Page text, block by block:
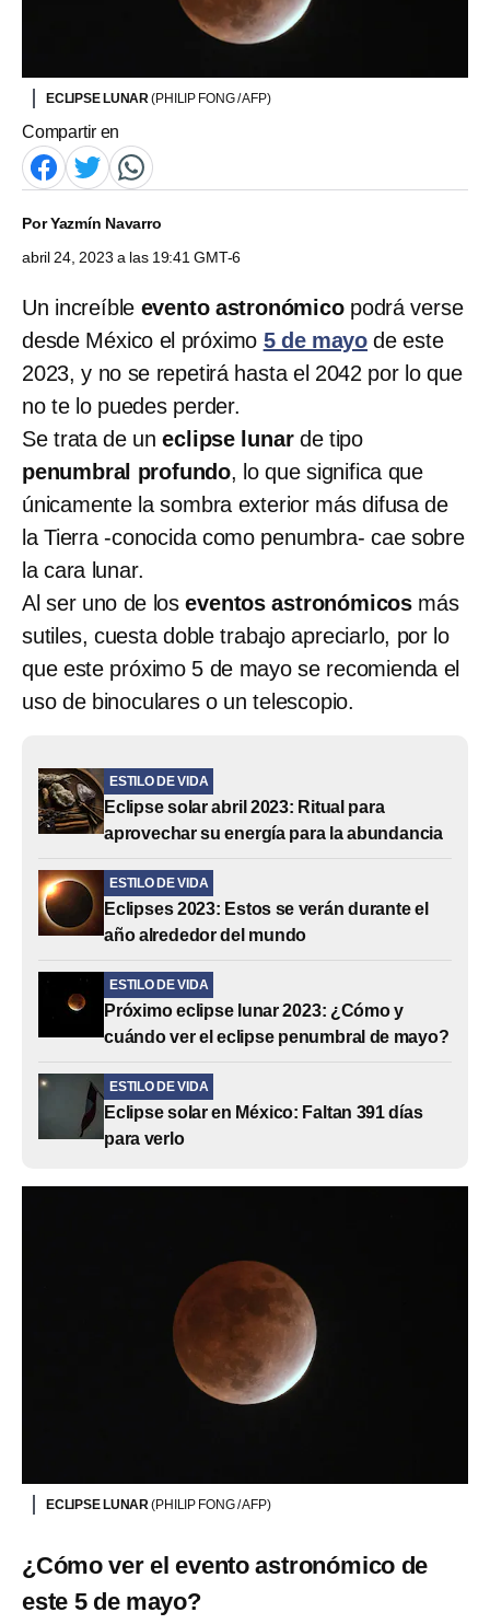
ECLIPSE LUNAR(PHILIP FONG / AFP)
Compartir en
PorYazmín Navarro
abril 24, 2023 a las 19:41 GMT-6
Un increíble evento astronómicopodrá verse
desde México el próximo 5 de mayo de este
2023, y no se repetirá hasta el 2042 por lo que
no te lo puedes perder.
Se trata de uneclipse lunarde tipo
penumbral profundo, lo que significa que
únicamente la sombra exterior más difusa de
la Tierra -conocida como penumbra- cae sobre
la cara lunar.
Al ser uno de loseventos astronómicos más
sutiles, cuesta doble trabajo apreciarlo, por lo
que este próximo 5 de mayo se recomienda el
uso de binoculares o un telescopio.
ESTILO DE VIDA
Eclipse solar abril 2023: Ritual para
aprovechar su energía para la abundancia
ESTILO DE VIDA
Eclipses 2023: Estos se verán durante el
año alrededor del mundo
ESTILO DE VIDA
Próximo eclipse lunar 2023: ¿Cómo y
cuándo ver el eclipse penumbral de mayo?
ESTILO DE VIDA
Eclipse solar en México: Faltan 391 días
para verlo
ECLIPSE LUNAR(PHILIP FONG / AFP)
¿Cómo ver el evento astronómico de
este 5 de mayo?